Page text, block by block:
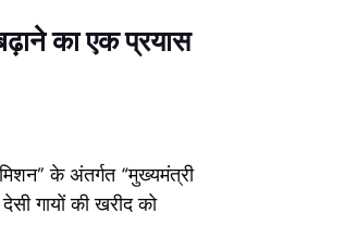
का एक प्रयास
के अंतर्गत “मुख्यमंत्री
गायों की खरीद को